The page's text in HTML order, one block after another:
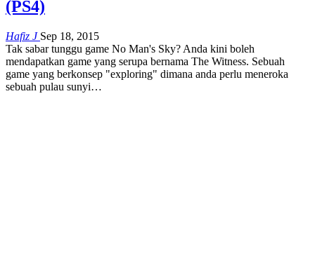
(PS4)
Hafiz J Sep 18, 2015
Tak sabar tunggu game No Man's Sky? Anda kini boleh
mendapatkan game yang serupa bernama The Witness. Sebuah
game yang berkonsep "exploring" dimana anda perlu meneroka
sebuah pulau sunyi…